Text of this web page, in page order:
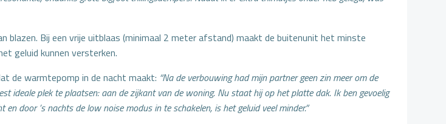
Bij een vrije uitblaas (minimaal 2 meter afstand) maakt de buitenunit het minste
geluid kunnen versterken.
de warmtepomp in de nacht maakt: “Na de verbouwing had mijn partner geen zin meer om de
ideale plek te plaatsen: aan de zijkant van de woning. Nu staat hij op het platte dak. Ik ben gevoelig
door ’s nachts de low noise modus in te schakelen, is het geluid veel minder.”